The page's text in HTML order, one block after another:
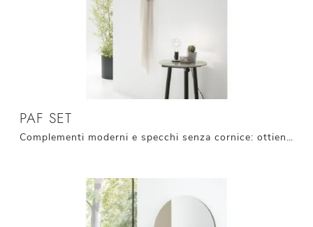
PAF SET
Complementi moderni e specchi senza cornice: ottieni informazioni sul modello Paf Set di Target Point e potrai completare i tuoi spazi.